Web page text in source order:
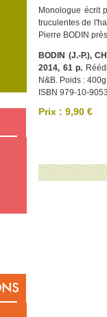
Monologue écrit
truculentes de
Pierre BODIN
BODIN (J.-P.),
2014, 61 p.
N&B. Poids :
ISBN 979-10-
Prix : 9,90 €